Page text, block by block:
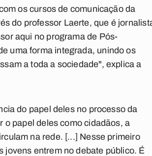
os cursos de comunicação da
do professor Laerte, que é
aqui no programa de Pós-
uma forma integrada, unindo os
a toda a sociedade", explica a
do papel deles no processo da
o papel deles como cidadãos, a
na rede. [...] Nesse primeiro
jovens entrem no debate público. É